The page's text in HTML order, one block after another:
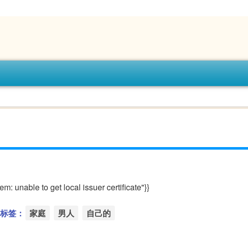
unable to get local issuer certificate"}}
签： 家庭 男人 自己的